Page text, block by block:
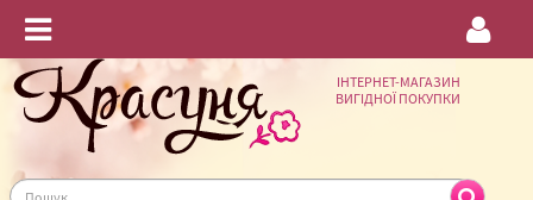
ІНТЕРНЕТ-МАГАЗИН
ВИГІДНОЇ ПОКУПКИ